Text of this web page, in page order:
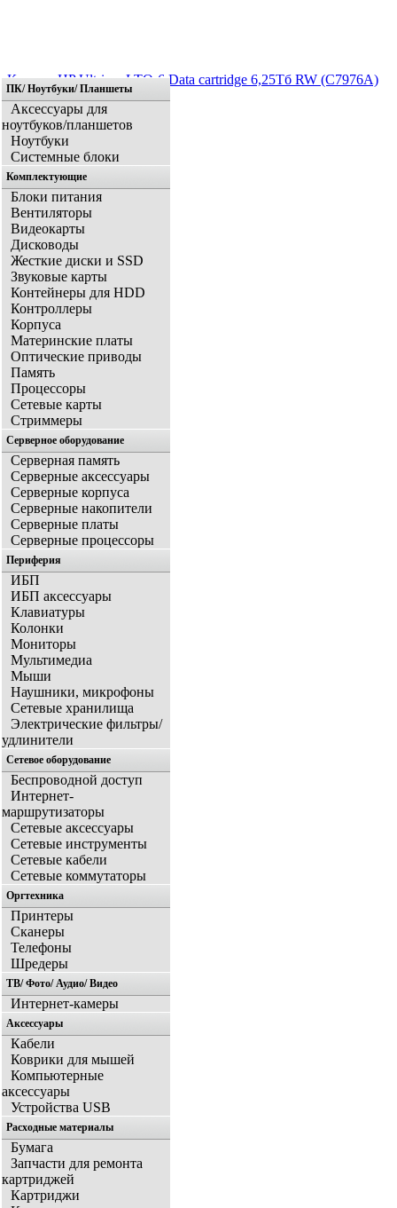
Кассета HP Ultrium LTO-6 Data cartridge 6,25Тб RW (C7976A)
ПК/ Ноутбуки/ Планшеты
Аксессуары для
ноутбуков/планшетов
Ноутбуки
Системные блоки
Комплектующие
Блоки питания
Вентиляторы
Видеокарты
Дисководы
Жесткие диски и SSD
Звуковые карты
Контейнеры для HDD
Контроллеры
Корпуса
Материнские платы
Оптические приводы
Память
Процессоры
Сетевые карты
Стриммеры
Серверное оборудование
Серверная память
Серверные аксессуары
Серверные корпуса
Серверные накопители
Серверные платы
Серверные процессоры
Периферия
ИБП
ИБП аксессуары
Клавиатуры
Колонки
Мониторы
Мультимедиа
Мыши
Наушники, микрофоны
Сетевые хранилища
Электрические фильтры/
удлинители
Сетевое оборудование
Беспроводной доступ
Интернет-
маршрутизаторы
Сетевые аксессуары
Сетевые инструменты
Сетевые кабели
Сетевые коммутаторы
Оргтехника
Принтеры
Сканеры
Телефоны
Шредеры
ТВ/ Фото/ Аудио/ Видео
Интернет-камеры
Аксессуары
Кабели
Коврики для мышей
Компьютерные
аксессуары
Устройства USB
Расходные материалы
Бумага
Запчасти для ремонта
картриджей
Картриджи